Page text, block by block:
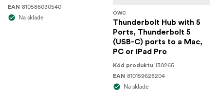
EAN 810586030540
Na sklade
OWC
Thunderbolt Hub with 5
Ports, Thunderbolt 5
(USB-C) ports to a Mac,
PC or iPad Pro
Kód produktu 130265
EAN 810159628204
Na sklade